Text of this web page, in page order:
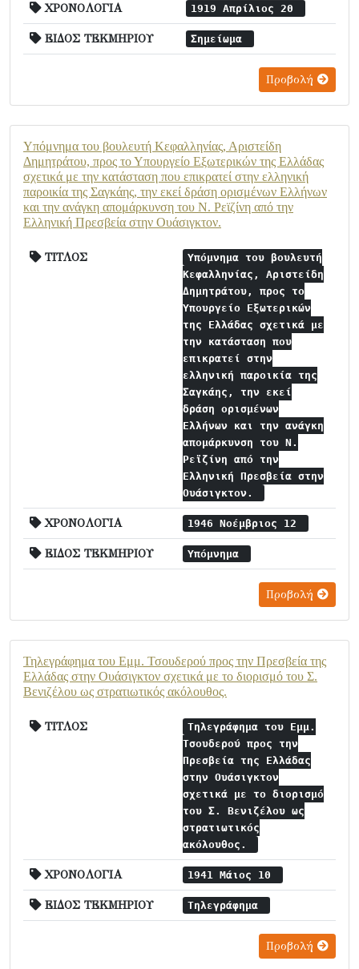
ΧΡΟΝΟΛΟΓΙΑ 1919 Απρίλιος 20
ΕΙΔΟΣ ΤΕΚΜΗΡΙΟΥ Σημείωμα
Προβολή
Υπόμνημα του βουλευτή Κεφαλληνίας, Αριστείδη
Δημητράτου, προς το Υπουργείο Εξωτερικών της Ελλάδας
σχετικά με την κατάσταση που επικρατεί στην ελληνική
παροικία της Σαγκάης, την εκεί δράση ορισμένων Ελλήνων
και την ανάγκη απομάρκυνση του Ν. Ρεϊζίνη από την
Ελληνική Πρεσβεία στην Ουάσιγκτον.
ΤΙΤΛΟΣ
Υπόμνημα του βουλευτή
Κεφαλληνίας, Αριστείδη
Δημητράτου, προς το
Υπουργείο Εξωτερικών
της Ελλάδας σχετικά με
την κατάσταση που
επικρατεί στην
ελληνική παροικία της
Σαγκάης, την εκεί
δράση ορισμένων
Ελλήνων και την ανάγκη
απομάρκυνση του Ν.
Ρεϊζίνη από την
Ελληνική Πρεσβεία στην
Ουάσιγκτον.
ΧΡΟΝΟΛΟΓΙΑ 1946 Νοέμβριος 12
ΕΙΔΟΣ ΤΕΚΜΗΡΙΟΥ Υπόμνημα
Προβολή
Τηλεγράφημα του Εμμ. Τσουδερού προς την Πρεσβεία της
Ελλάδας στην Ουάσιγκτον σχετικά με το διορισμό του Σ.
Βενιζέλου ως στρατιωτικός ακόλουθος.
ΤΙΤΛΟΣ
Τηλεγράφημα του Εμμ.
Τσουδερού προς την
Πρεσβεία της Ελλάδας
στην Ουάσιγκτον
σχετικά με το διορισμό
του Σ. Βενιζέλου ως
στρατιωτικός
ακόλουθος.
ΧΡΟΝΟΛΟΓΙΑ 1941 Μάιος 10
ΕΙΔΟΣ ΤΕΚΜΗΡΙΟΥ Τηλεγράφημα
Προβολή